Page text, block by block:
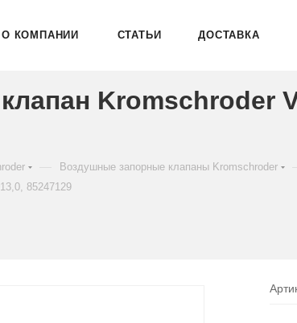
О КОМПАНИИ СТАТЬИ ДОСТАВКА
Kromschroder
Воздушные запорные клапаны Kromschroder
85247129